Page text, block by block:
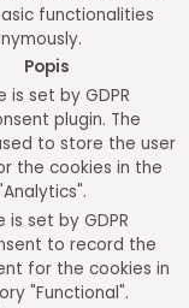
functionalities
Popis
is set by GDPR
plugin. The
to store the user
the cookies in the
is set by GDPR
to record the
for the cookies in
"Functional".